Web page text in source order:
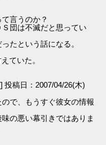
言うのか？
団は不滅だと思ってい
たという話になる。
ていた。
投稿日：2007/04/26(木)
で、もうすぐ彼女の情報
の悪い幕引きではありま